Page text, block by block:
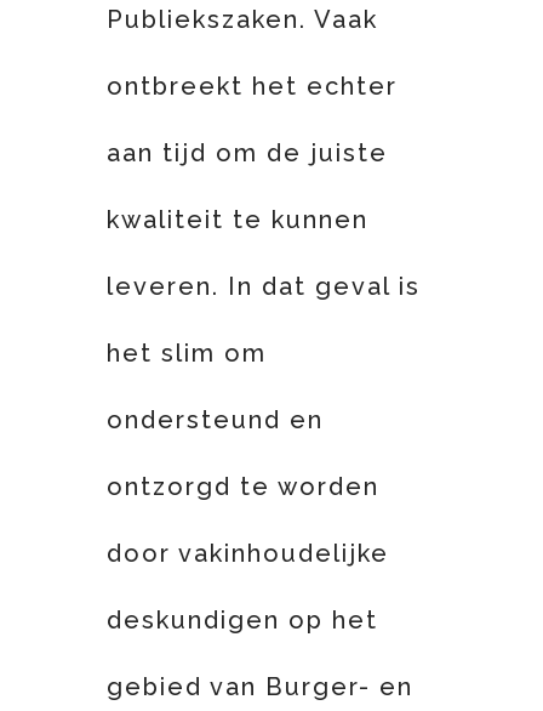
Publiekszaken. Vaak
ontbreekt het echter
aan tijd om de juiste
kwaliteit te kunnen
leveren. In dat geval is
het slim om
ondersteund en
ontzorgd te worden
door vakinhoudelijke
deskundigen op het
gebied van Burger- en